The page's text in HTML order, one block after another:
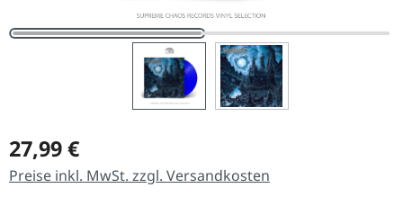
Regulärer Preis:
27,99 €
Preise inkl. MwSt. zzgl. Versandkosten